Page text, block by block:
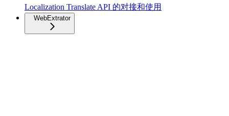
Localization Translate API 的对接和使用
WebExtrator